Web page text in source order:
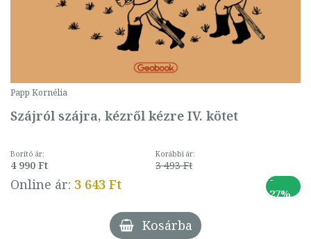
Papp Kornélia
Szájról szájra, kézről kézre IV. kötet
Borító ár:
4 990 Ft
Korábbi ár:
3 493 Ft
Online ár: 3 643 Ft
-
27%
Kosárba